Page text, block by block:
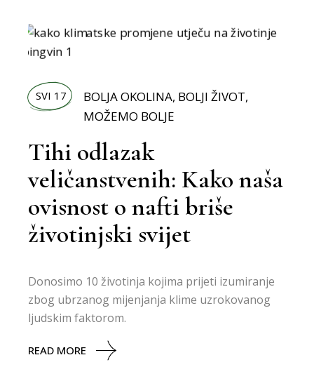
SVI 17 BOLJA OKOLINA, BOLJI ŽIVOT,
MOŽEMO BOLJE
Tihi odlazak
veličanstvenih: Kako naša
ovisnost o nafti briše
životinjski svijet
Donosimo 10 životinja kojima prijeti izumiranje
zbog ubrzanog mijenjanja klime uzrokovanog
ljudskim faktorom.
READ MORE